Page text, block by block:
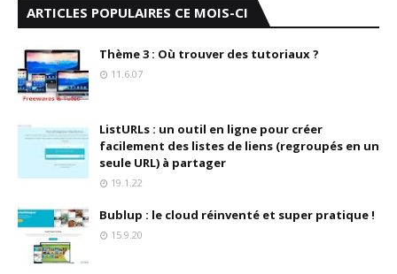
ARTICLES POPULAIRES CE MOIS-CI
Thème 3 : Où trouver des tutoriaux ?
11.6.07
ListURLs : un outil en ligne pour créer
facilement des listes de liens (regroupés en un
seule URL) à partager
19.1.22
Bublup : le cloud réinventé et super pratique !
15.9.20